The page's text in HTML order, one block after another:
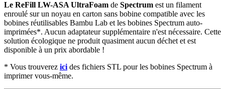
Le ReFill LW-ASA UltraFoam de Spectrum est un filament
enroulé sur un noyau en carton sans bobine compatible avec les
bobines réutilisables Bambu Lab et les bobines Spectrum auto-
imprimées*. Aucun adaptateur supplémentaire n'est nécessaire. Cette
solution écologique ne produit quasiment aucun déchet et est
disponible à un prix abordable !
* Vous trouverez ici des fichiers STL pour les bobines Spectrum à
imprimer vous-même.